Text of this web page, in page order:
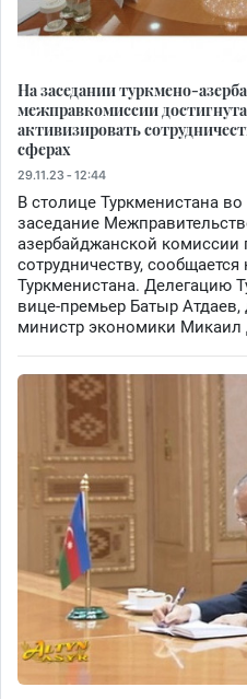
На заседании туркмено-
межправкомиссии
активизировать
сферах
29.11.23 - 12:44
В столице Туркменистана
заседание
азербайджанской комиссии
сотрудничеству,
Туркменистана. Делегацию
вице-премьер Батыр
министр экономики Микаил